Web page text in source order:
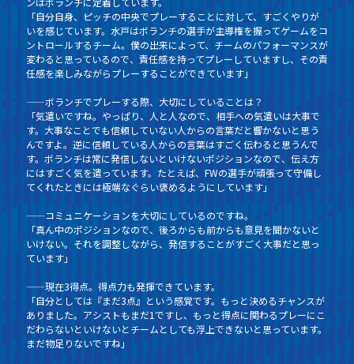
「自分自身、ピッチの中央でプレーすることに対して、すごくやりが
いを感じています。水戸はボランチの選手が主導権を握ってゲームをコ
ントロールするチーム。僕の出来によって、チームのパフォーマンスが
変わると思っているので、責任感を持ってプレーしていますし、その責
任感を楽しみながらプレーすることができています」
——ボランチでプレーする際、大切にしていることは？
「気遣いですね。やっぱり、人と人なので、相手への気遣いは大事で
す。大事なことでも信頼していない人からの言葉だと響かないと思う
んですよ。逆に信頼している人からの言葉はすごく伝わると思うんで
す。ボランチは常に発信しないといけないポジションなので、伝え方
にはすごく気を遣っています。たとえば、FWの選手が頑張って守備し
てくれたときには極端なぐらい褒めるようにしています」
——コミュニケーションを大切にしているのですね。
「真ん中のポジションなので、後ろからも前からも意見を聞かないと
いけない。それを調整しながら、発信することがすごく大事だと思っ
ています」
——現在3得点。得点力も発揮できています。
「自分としては『まだ3点』という感覚です。もっと決めるチャンスが
ありました。アシストもまだ1ですし、もっと得点に関わるプレーにこ
だわらないといけないとチームとしても浮上できないと思っています。
まだ物足りないですね」